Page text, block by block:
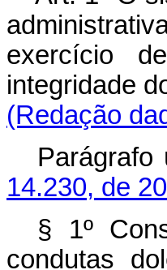
exercício
integridade
(Redação
Parágrafo
14.230, de
§ 1º
condutas